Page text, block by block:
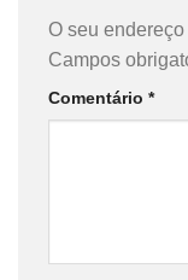
O seu
Campos
Comentário *